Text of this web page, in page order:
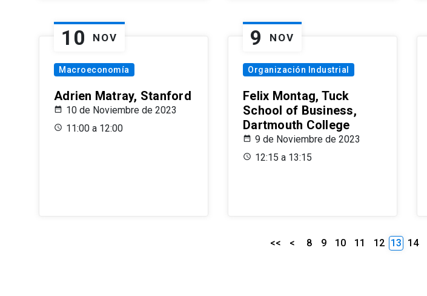
10 NOV
Macroeconomía
Adrien Matray, Stanford
10 de Noviembre de 2023
11:00 a 12:00
9 NOV
Organización Industrial
Felix Montag, Tuck
School of Business,
Dartmouth College
9 de Noviembre de 2023
12:15 a 13:15
<< < 8 9 10 11 12 13 14